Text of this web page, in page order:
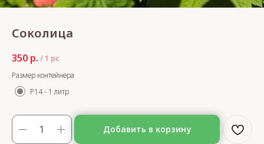
Соколица
350 р. /1 pc
Размер контейнера
Р14 - 1 литр
Добавить в корзину